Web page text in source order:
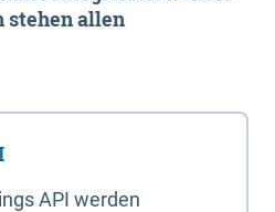
stehen allen
API werden